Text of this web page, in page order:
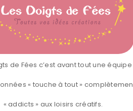
de Fées c’est avant tout une équipe
« touche à tout »
« addicts » aux loisirs créatifs.